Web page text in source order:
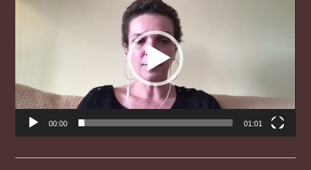
vidéo
00:00 01:01